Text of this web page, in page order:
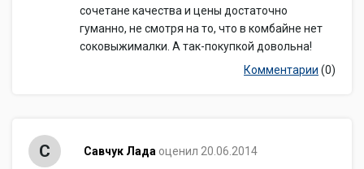
сочетане качества и цены достаточно
гуманно, не смотря на то, что в комбайне нет
соковыжималки. А так-покупкой довольна!
Комментарии (0)
С Савчук Лада оценил 20.06.2014